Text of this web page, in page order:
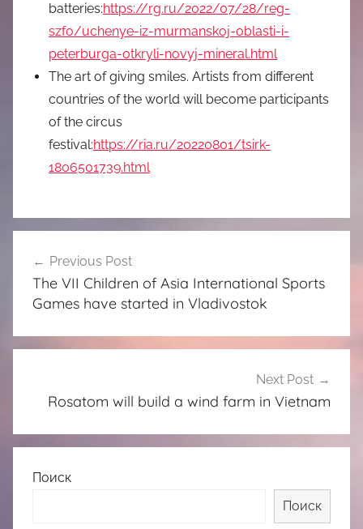
batteries:https://rg.ru/2022/07/28/reg-
szfo/uchenye-iz-murmanskoj-oblasti-i-
peterburga-otkryli-novyj-mineral.html
The art of giving smiles. Artists from different
countries of the world will become participants
of the circus
festival:https://ria.ru/20220801/tsirk-
1806501739.html
navigation
Previous Post
The VII Children of Asia International Sports
Games have started in Vladivostok
Next Post
Rosatom will build a wind farm in Vietnam
Поиск
Поиск